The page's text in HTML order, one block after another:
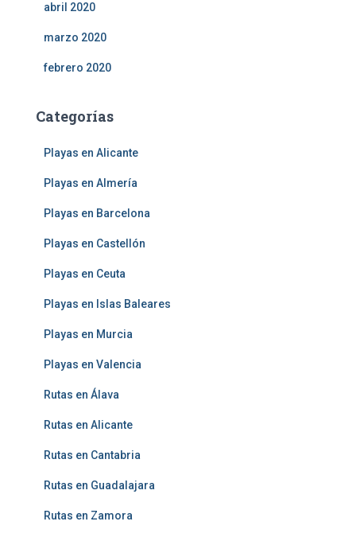
abril 2020
marzo 2020
febrero 2020
Categorías
Playas en Alicante
Playas en Almería
Playas en Barcelona
Playas en Castellón
Playas en Ceuta
Playas en Islas Baleares
Playas en Murcia
Playas en Valencia
Rutas en Álava
Rutas en Alicante
Rutas en Cantabria
Rutas en Guadalajara
Rutas en Zamora